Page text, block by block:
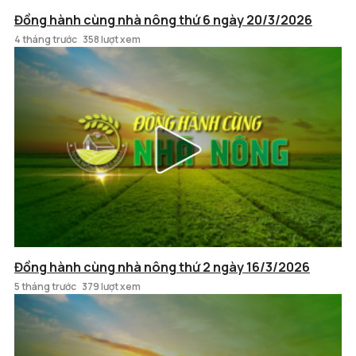
Đồng hành cùng nhà nông thứ 6 ngày 20/3/2026
4 tháng trước 358 lượt xem
Đồng hành cùng nhà nông thứ 2 ngày 16/3/2026
5 tháng trước 379 lượt xem